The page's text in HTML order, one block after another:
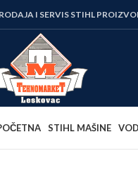
I SERVIS STIHL
STIHL MAŠINE